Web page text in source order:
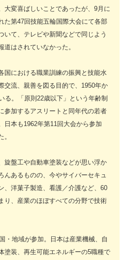
大変喜ばしいことであったが、9月に
た第47回技能五輪国際大会にて各部
いて、テレビや新聞などで同じよう
はされていなかった。
国における職業訓練の振興と技能水
交流、親善を図る目的で、1950年か
る。「原則22歳以下」という年齢制
参加するアスリートと同年代の若者
日本も1962年第11回大会から参加
旋盤工や自動車塗装などが思い浮か
んあるものの、今やサイバーセキュ
、洋菓子製造、看護／介護など、60
り、産業のほぼすべての分野で技術
・地域が参加。日本は産業機械、自
塗装、再生可能エネルギーの5職種で